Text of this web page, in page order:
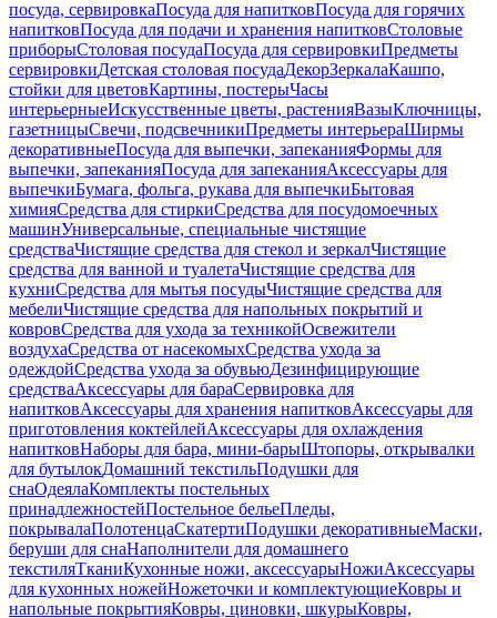
посуда, сервировкаПосуда для напитковПосуда для горячих
напитковПосуда для подачи и хранения напитковСтоловые
приборыСтоловая посудаПосуда для сервировкиПредметы
сервировкиДетская столовая посудаДекорЗеркалаКашпо,
стойки для цветовКартины, постерыЧасы
интерьерныеИскусственные цветы, растенияВазыКлючницы,
газетницыСвечи, подсвечникиПредметы интерьераШирмы
декоративныеПосуда для выпечки, запеканияФормы для
выпечки, запеканияПосуда для запеканияАксессуары для
выпечкиБумага, фольга, рукава для выпечкиБытовая
химияСредства для стиркиСредства для посудомоечных
машинУниверсальные, специальные чистящие
средстваЧистящие средства для стекол и зеркалЧистящие
средства для ванной и туалетаЧистящие средства для
кухниСредства для мытья посудыЧистящие средства для
мебелиЧистящие средства для напольных покрытий и
ковровСредства для ухода за техникойОсвежители
воздухаСредства от насекомыхСредства ухода за
одеждойСредства ухода за обувьюДезинфицирующие
средстваАксессуары для бараСервировка для
напитковАксессуары для хранения напитковАксессуары для
приготовления коктейлейАксессуары для охлаждения
напитковНаборы для бара, мини-барыШтопоры, открывалки
для бутылокДомашний текстильПодушки для
снаОдеялаКомплекты постельных
принадлежностейПостельное бельеПледы,
покрывалаПолотенцаСкатертиПодушки декоративныеМаски,
беруши для снаНаполнители для домашнего
текстиляТканиКухонные ножи, аксессуарыНожиАксессуары
для кухонных ножейНожеточки и комплектующиеКовры и
напольные покрытияКовры, циновки, шкурыКовры,